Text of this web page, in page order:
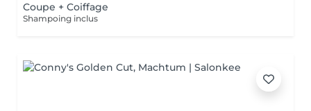
Coupe + Coiffage
Shampoing inclus